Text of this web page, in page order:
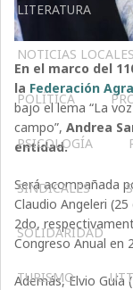
LITERATURA
NOTICIAS LOCALES
POLÍTICA
PSICOLOGÍA
SINDICALES
SOLIDARIDAD
TURISMO
En el marco del
la Federación
bajo el lema “La
campo”,Andrea
entidad.
Será acompañada
Claudio Angeleri
2do,
Congreso Anual en
Además, Elvio Guía